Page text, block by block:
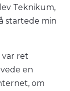
Teknikum,
startede min
var ret
en
om